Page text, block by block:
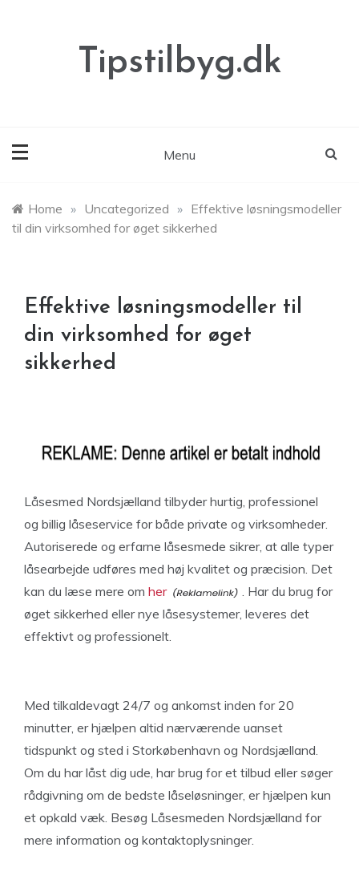
Tipstilbyg.dk
Menu
Home » Uncategorized » Effektive løsningsmodeller
til din virksomhed for øget sikkerhed
Effektive løsningsmodeller til
din virksomhed for øget
sikkerhed
Låsesmed Nordsjælland tilbyder hurtig, professionel
og billig låseservice for både private og virksomheder.
Autoriserede og erfarne låsesmede sikrer, at alle typer
låsearbejde udføres med høj kvalitet og præcision. Det
kan du læse mere om her
. Har du brug for
øget sikkerhed eller nye låsesystemer, leveres det
effektivt og professionelt.
Med tilkaldevagt 24/7 og ankomst inden for 20
minutter, er hjælpen altid nærværende uanset
tidspunkt og sted i Storkøbenhavn og Nordsjælland.
Om du har låst dig ude, har brug for et tilbud eller søger
rådgivning om de bedste låseløsninger, er hjælpen kun
et opkald væk. Besøg Låsesmeden Nordsjælland for
mere information og kontaktoplysninger.